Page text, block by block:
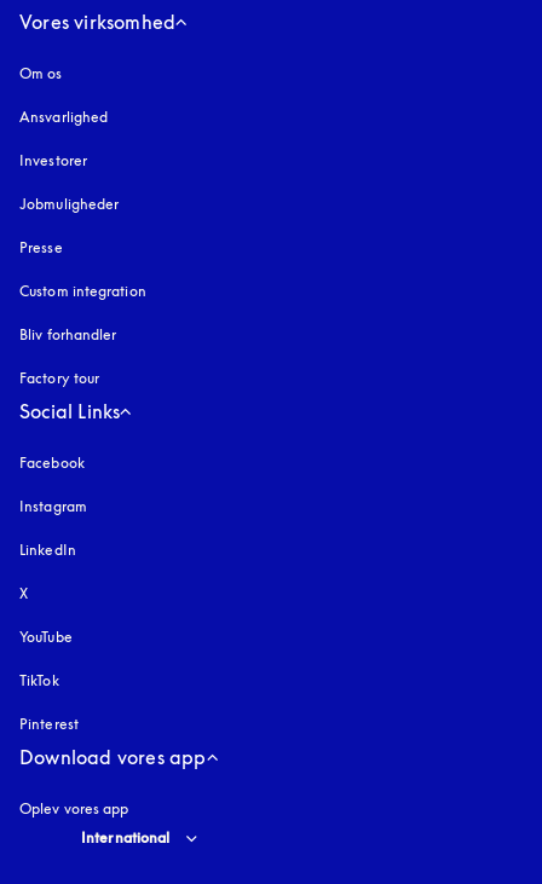
Vores virksomhed
Om os
Ansvarlighed
Investorer
Jobmuligheder
Presse
Custom integration
Bliv forhandler
Factory tour
Social Links
Facebook
Instagram
LinkedIn
X
YouTube
TikTok
Pinterest
Download vores app
Oplev vores app
Select country and language
International